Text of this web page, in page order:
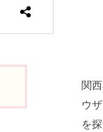
関
ウ
を